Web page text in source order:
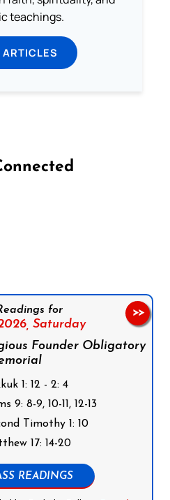
teachings.
ARTICLES
for
Saturday
Founder Obligatory
1: 12 - 2: 4
9: 8-9, 10-11, 12-13
Timothy 1: 10
17: 14-20
READINGS
>>